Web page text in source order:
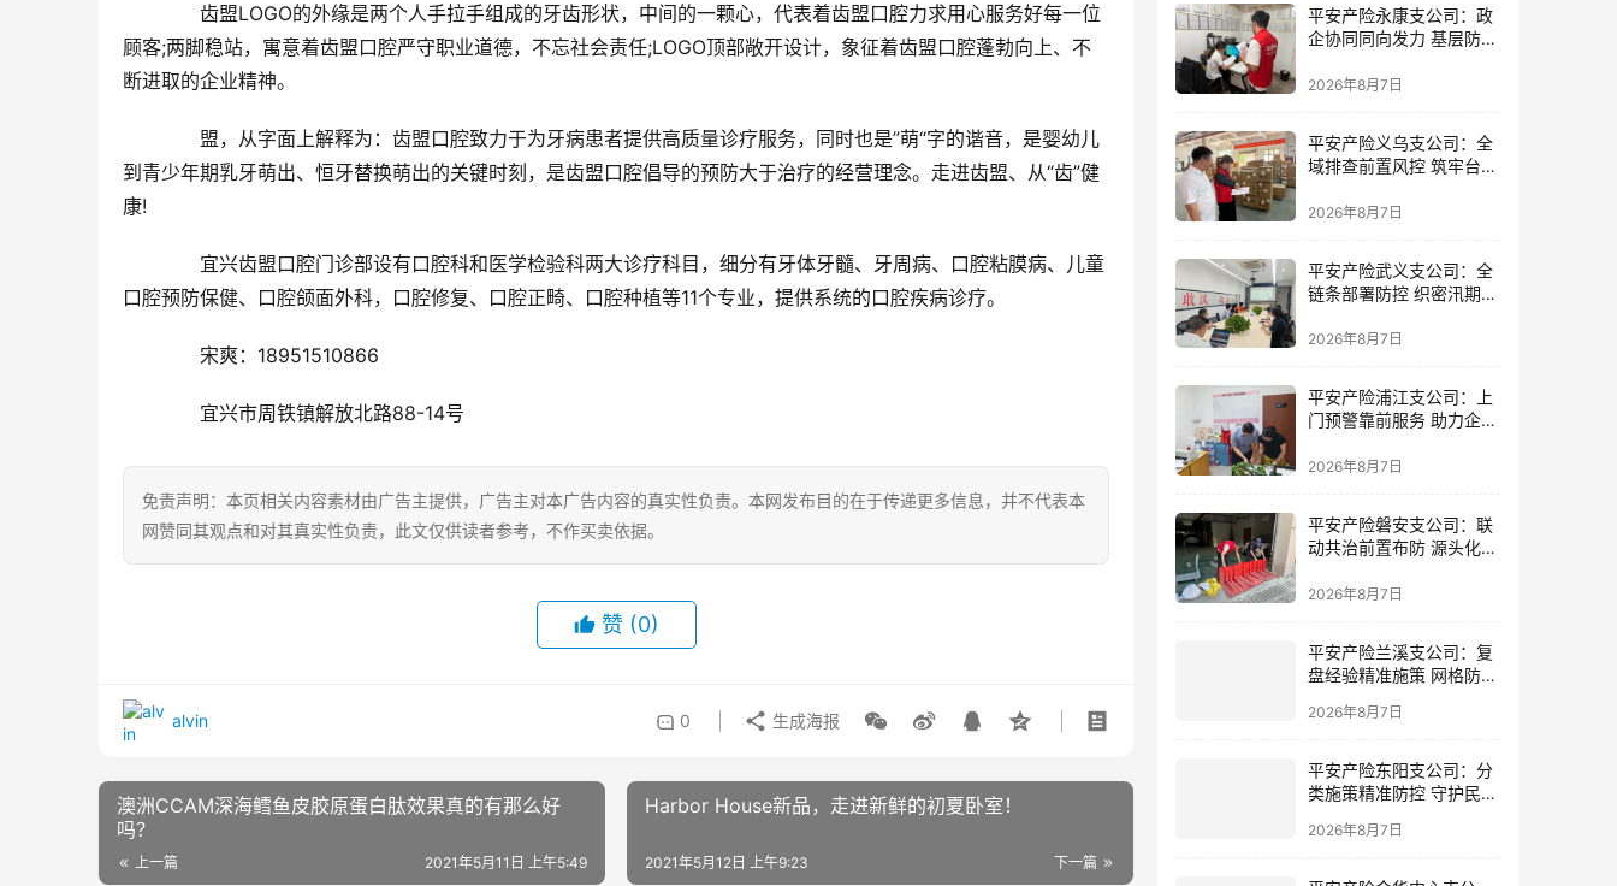
齿盟LOGO的外缘是两个人手拉手组成的牙齿形状，中间的一颗心，代表着齿盟口腔力求用心服务好每一位
顾客;两脚稳站，寓意着齿盟口腔严守职业道德，不忘社会责任;LOGO顶部敞开设计，象征着齿盟口腔蓬勃向上、不
断进取的企业精神。
盟，从字面上解释为：齿盟口腔致力于为牙病患者提供高质量诊疗服务，同时也是”萌“字的谐音，是婴幼儿
到青少年期乳牙萌出、恒牙替换萌出的关键时刻，是齿盟口腔倡导的预防大于治疗的经营理念。走进齿盟、从“齿”健
康!
宜兴齿盟口腔门诊部设有口腔科和医学检验科两大诊疗科目，细分有牙体牙髓、牙周病、口腔粘膜病、儿童
口腔预防保健、口腔颌面外科，口腔修复、口腔正畸、口腔种植等11个专业，提供系统的口腔疾病诊疗。
宋爽：18951510866
宜兴市周铁镇解放北路88-14号
免责声明：本页相关内容素材由广告主提供，广告主对本广告内容的真实性负责。本网发布目的在于传递更多信息，并不代表本
网赞同其观点和对其真实性负责，此文仅供读者参考，不作买卖依据。
赞 (0)
alvin 0 生成海报
澳洲CCAM深海鳕鱼皮胶原蛋白肽效果真的有那么好
吗？
上一篇 2021年5月11日 上午5:49
Harbor House新品，走进新鲜的初夏卧室！
下一篇
2021年5月12日 上午9:23
平安产险永康支公司：政
企协同同向发力 基层防控
2026年8月7日
平安产险义乌支公司：全
域排查前置风控 筑牢台风
2026年8月7日
平安产险武义支公司：全
链条部署防控 织密汛期安
2026年8月7日
平安产险浦江支公司：上
门预警靠前服务 助力企业
2026年8月7日
平安产险磐安支公司：联
动共治前置布防 源头化解
2026年8月7日
平安产险兰溪支公司：复
盘经验精准施策 网格防控
2026年8月7日
平安产险东阳支公司：分
类施策精准防控 守护民生
民企安全
2026年8月7日